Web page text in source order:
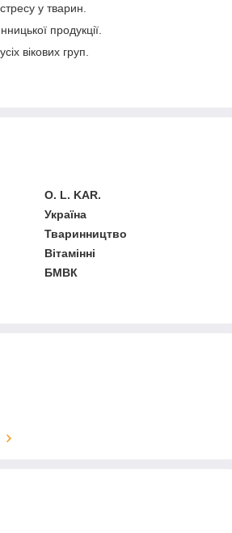
у тварин.
продукцiї.
вiкових груп.
O. L. KAR.
Україна
Тваринництво
Вітамінні
БМВК